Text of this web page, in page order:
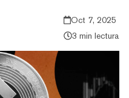
Oct 7, 2025
3 min lectura